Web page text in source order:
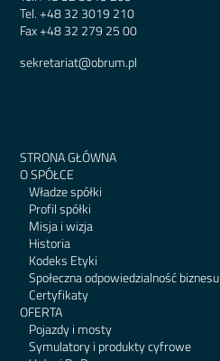
Tel.+48 32 3019 210
Fax+48 32 279 25 00
sekretariat@obrum.pl
STRONA GŁÓWNA
O SPÓŁCE
Władze spółki
Profil spółki
Misja i wizja
Historia
Kodeks Etyki
Społeczna odpowiedzialność biznesu
Certyfikaty
OFERTA
Pojazdy i mosty
Symulatory i produkty cyfrowe